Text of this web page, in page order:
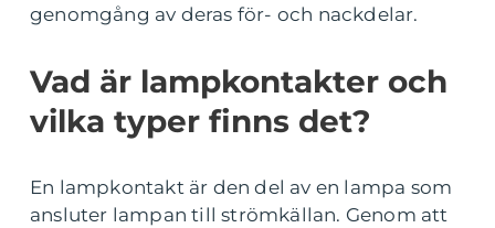
genomgång av deras för- och nackdelar.
Vad är lampkontakter och
vilka typer finns det?
En lampkontakt är den del av en lampa som
ansluter lampan till strömkällan. Genom att